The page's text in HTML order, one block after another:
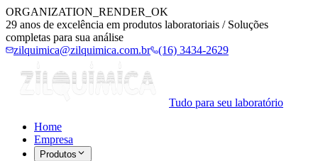
ORGANIZATION_RENDER_OK
29 anos de excelência em produtos laboratoriais / Soluções
completas para sua análise
zilquimica@zilquimica.com.br
(16) 3434-2629
Tudo para seu laboratório
Home
Empresa
Produtos